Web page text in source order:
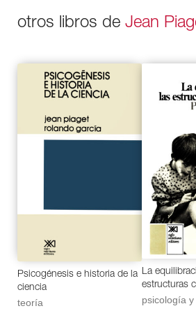
otros libros de Jean
Psicogénesis e historia de la
ciencia
teoría
La
estructuras
psicología